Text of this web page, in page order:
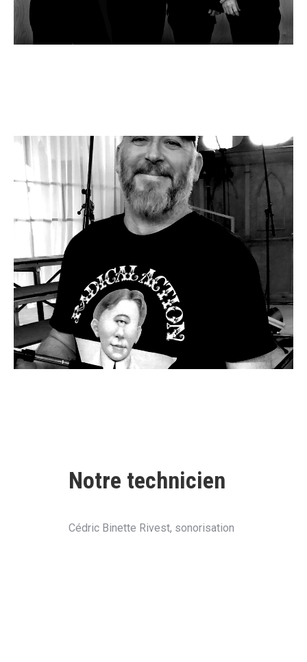
Notre technicien
Cédric Binette Rivest, sonorisation